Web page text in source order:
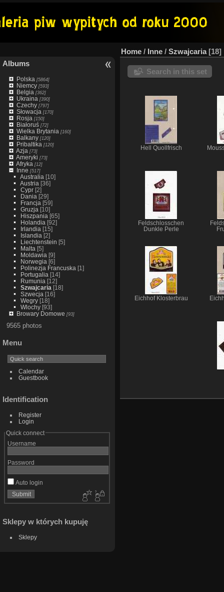
Albums
Polska [5864]
Niemcy[593]
Belgia [362]
Ukraina [390]
Czechy[797]
Słowacja [170]
Rosja [150]
Białoruś[72]
Wielka Brytania [160]
Balkany[120]
Pribaltika [120]
Azja [73]
Ameryki [73]
Afryka [12]
Inne [517]
Australia [10]
Austria [36]
Cypr[2]
Dania [29]
Francja [59]
Gruzja [10]
Hiszpania [65]
Holandia [92]
Irlandia [15]
Islandia [2]
Liechtenstein [5]
Malta [5]
Moldawia [9]
Norwegia [6]
Polinezja Francuska [1]
Portugalia [14]
Rumunia [12]
Szwajcaria [18]
Szwecja [16]
Wegry[18]
Wlochy[93]
Browary Domowe [93]
9565 photos
Menu
Calendar
Guestbook
Identification
Register
Login
Quick connect
Username
Password
Auto login
Sklepy w których kupuję
Sklepy
Home / Inne / Szwajcaria 18
Search in this set
Hell Quollfrisch
Feldschlosschen
Dunkle Perle
Eichhof Klosterbrau